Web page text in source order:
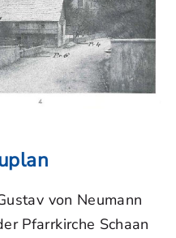
von Neumann
Pfarrkirche Schaan